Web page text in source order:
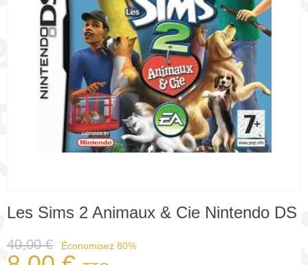
Les Sims 2 Animaux & Cie Nintendo DS
40,00 € Économisez 80%